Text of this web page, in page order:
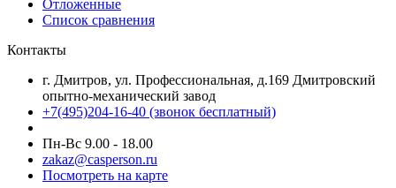
Отложенные
Список сравнения
Контакты
г. Дмитров, ул. Профессиональная, д.169 Дмитровский
опытно-механический завод
+7(495)204-16-40 (звонок бесплатный)
Пн-Вс 9.00 - 18.00
zakaz@casperson.ru
Посмотреть на карте